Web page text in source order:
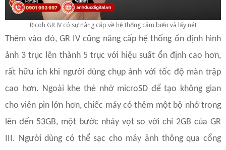
Ricoh GR IV có sự nâng cấp về hệ thống cảm biến và lấy nét
Thêm vào đó, GR IV cũng nâng cấp hệ thống ổn định hình
ảnh 3 trục lên thành 5 trục với hiệu suất ổn định cao hơn,
rất hữu ích khi người dùng chụp ảnh với tốc độ màn trập
cao hơn. Ngoài khe thẻ nhớ microSD để tạo không gian
cho viên pin lớn hơn, chiếc máy có thêm một bộ nhớ trong
lên đến 53GB, một bước nhảy vọt so với chỉ 2GB của GR
III. Người dùng có thể sạc cho máy ảnh thông qua cổng